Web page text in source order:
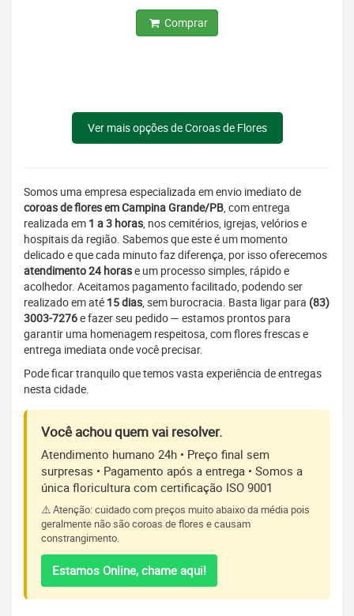
Comprar
Ver mais opções de Coroas de Flores
Somos uma empresa especializada em envio imediato de
coroas de flores em Campina Grande/PB, com entrega
realizada em 1 a 3 horas, nos cemitérios, igrejas, velórios e
hospitais da região. Sabemos que este é um momento
delicado e que cada minuto faz diferença, por isso oferecemos
atendimento 24 horase um processo simples, rápido e
acolhedor. Aceitamos pagamento facilitado, podendo ser
realizado em até 15 dias, sem burocracia. Basta ligar para (83)
3003-7276e fazer seu pedido — estamos prontos para
garantir uma homenagem respeitosa, com flores frescas e
entrega imediata onde você precisar.
Pode ficar tranquilo que temos vasta experiência de entregas
nesta cidade.
Você achou quem vai resolver.
Atendimento humano 24h • Preço final sem
surpresas • Pagamento após a entrega • Somos a
única floricultura com certificação ISO 9001
⚠️ Atenção: cuidado com preços muito abaixo da média pois
geralmente não são coroas de flores e causam
constrangimento.
Estamos Online, chame aqui!